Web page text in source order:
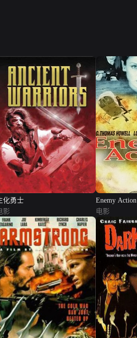
化勇士
影
Enemy Action
电影